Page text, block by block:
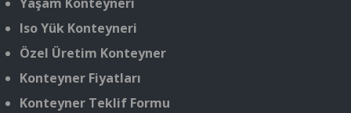
Iso Yük Konteyneri
Özel Üretim Konteyner
Konteyner Fiyatları
Konteyner Teklif Formu